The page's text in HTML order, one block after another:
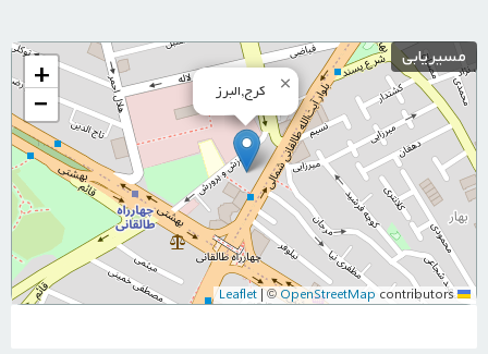
مسیریابی
کرج,البرز ×
+
−
Leaflet
|©OpenStreetMap contributors